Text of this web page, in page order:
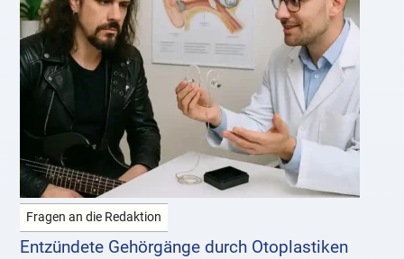
Fragen an die Redaktion
Entzündete Gehörgänge durch Otoplastiken